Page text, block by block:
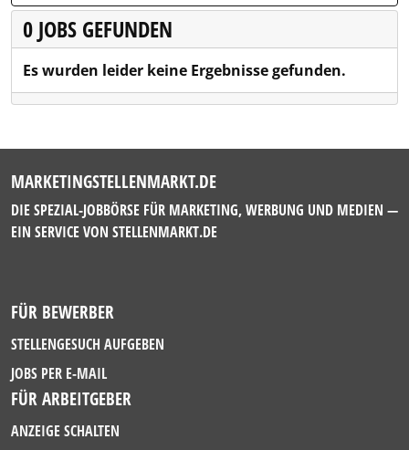
0 JOBS GEFUNDEN
Es wurden leider keine Ergebnisse gefunden.
MARKETINGSTELLENMARKT.DE
DIE SPEZIAL-JOBBÖRSE FÜR MARKETING, WERBUNG UND MEDIEN —
EIN SERVICE VON STELLENMARKT.DE
FÜR BEWERBER
STELLENGESUCH AUFGEBEN
JOBS PER E-MAIL
FÜR ARBEITGEBER
ANZEIGE SCHALTEN